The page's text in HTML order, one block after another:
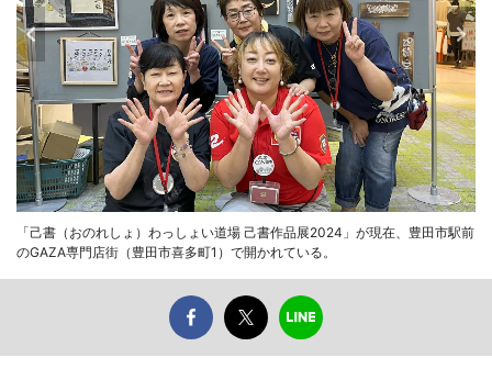
「己書（おのれしょ）わっしょい道場 己書作品展2024」が現在、豊田市駅前
のGAZA専門店街（豊田市喜多町1）で開かれている。